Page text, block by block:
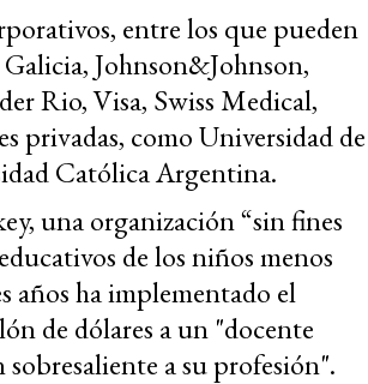
entre los que pueden
Johnson&Johnson,
Rio, Visa, Swiss Medical,
privadas, como Universidad de
Católica Argentina.
una organización “sin fines
de los niños menos
años ha implementado el
de dólares a un "docente
a su profesión".